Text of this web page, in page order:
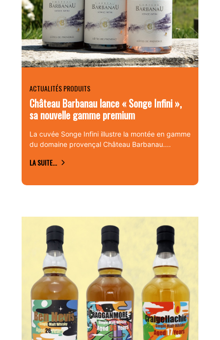
ACTUALITÉS PRODUITS
Château Barbanau lance « Songe Infini »,
sa nouvelle gamme premium
La cuvée Songe Infini illustre la montée en gamme
du domaine provençal Château Barbanau....
LA SUITE...